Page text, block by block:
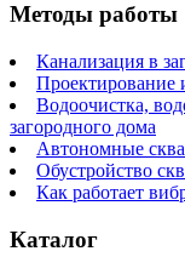
Методы работы
Канализация в
Проектирование
Водоочистка,
загородного дома
Автономные
Обустройство
Как работает
Каталог